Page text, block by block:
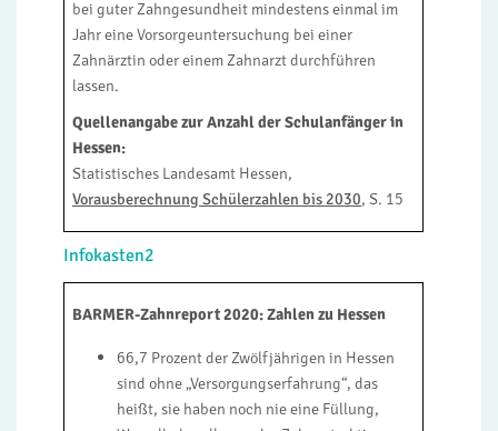
bei guter Zahngesundheit mindestens einmal im
Jahr eine Vorsorgeuntersuchung bei einer
Zahnärztin oder einem Zahnarzt durchführen
lassen.
Quellenangabe zur Anzahl der Schulanfänger in
Hessen:
Statistisches Landesamt Hessen,
Vorausberechnung Schülerzahlen bis 2030, S. 15
Infokasten2
BARMER-Zahnreport 2020: Zahlen zu Hessen
66,7 Prozent der Zwölfjährigen in Hessen
sind ohne „Versorgungserfahrung“, das
heißt, sie haben noch nie eine Füllung,